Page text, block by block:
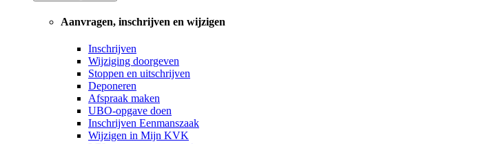
Aanvragen, inschrijven en wijzigen
Inschrijven
Wijziging doorgeven
Stoppen en uitschrijven
Deponeren
Afspraak maken
UBO-opgave doen
Inschrijven Eenmanszaak
Wijzigen in Mijn KVK